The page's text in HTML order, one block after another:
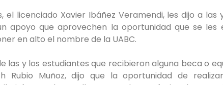
licenciado Xavier Ibáñez Veramendi, les dijo a las
apoyo que aprovechen la oportunidad que se les
en alto el nombre de la UABC.
las y los estudiantes que recibieron alguna beca o
Rubio Muñoz, dijo que la oportunidad de